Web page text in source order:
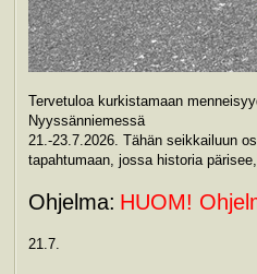
Tervetuloa kurkistamaan
Nyyssänniemessä
21.-23.7.2026. Tähän seikkailuun
tapahtumaan, jossa historia
Ohjelma: HUOM!
21.7.